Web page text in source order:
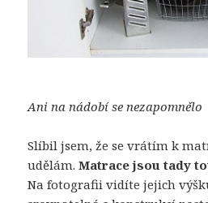
Ani na nádobí se nezapomnělo
Slíbil jsem, že se vrátím k
udělám.Matrace jsou tady
Na fotografii vidíte jejich